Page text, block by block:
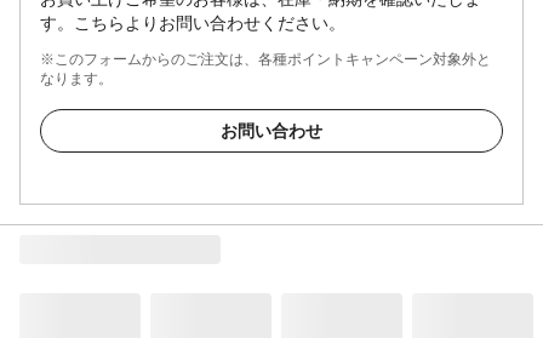
す。こちらよりお問い合わせください。
※このフォームからのご注文は、各種ポイントキャンペーン対象外と
なります。
お問い合わせ